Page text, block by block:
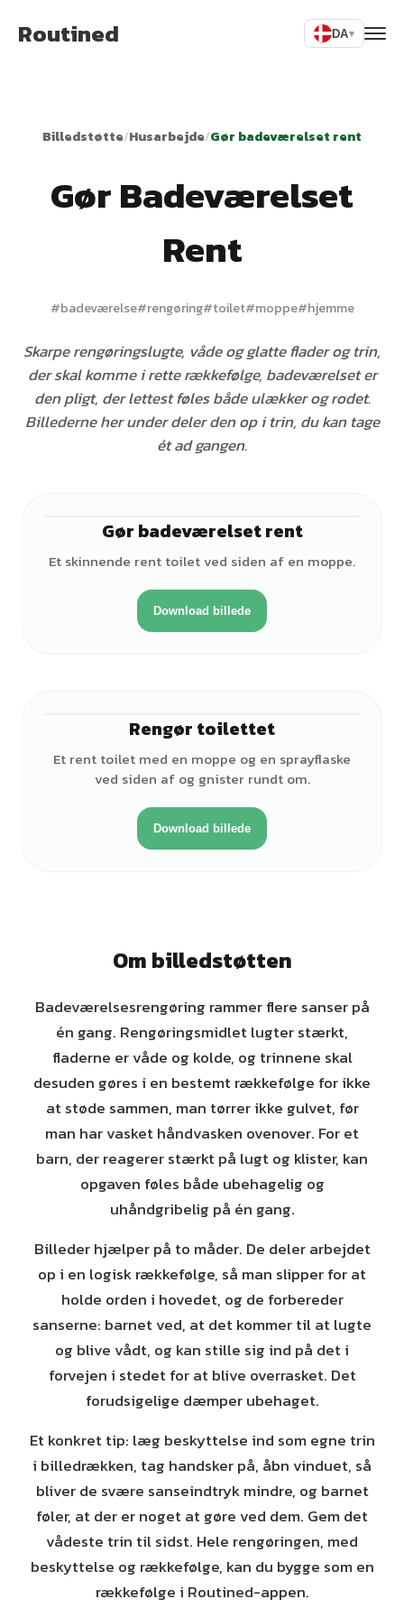
Routined DA▾
Billedstøtte/Husarbejde/Gør badeværelset rent
Gør Badeværelset
Rent
#badeværelse#rengøring#toilet#moppe#hjemme
Skarpe rengøringslugte, våde og glatte flader og trin,
der skal komme i rette rækkefølge, badeværelset er
den pligt, der lettest føles både ulækker og rodet.
Billederne her under deler den op i trin, du kan tage
ét ad gangen.
Gør badeværelset rent
Et skinnende rent toilet ved siden af en moppe.
Download billede
Rengør toilettet
Et rent toilet med en moppe og en sprayflaske
ved siden af og gnister rundt om.
Download billede
Om billedstøtten
Badeværelsesrengøring rammer flere sanser på
én gang. Rengøringsmidlet lugter stærkt,
fladerne er våde og kolde, og trinnene skal
desuden gøres i en bestemt rækkefølge for ikke
at støde sammen, man tørrer ikke gulvet, før
man har vasket håndvasken ovenover. For et
barn, der reagerer stærkt på lugt og klister, kan
opgaven føles både ubehagelig og
uhåndgribelig på én gang.
Billeder hjælper på to måder. De deler arbejdet
op i en logisk rækkefølge, så man slipper for at
holde orden i hovedet, og de forbereder
sanserne: barnet ved, at det kommer til at lugte
og blive vådt, og kan stille sig ind på det i
forvejen i stedet for at blive overrasket. Det
forudsigelige dæmper ubehaget.
Et konkret tip: læg beskyttelse ind som egne trin
i billedrækken, tag handsker på, åbn vinduet, så
bliver de svære sanseindtryk mindre, og barnet
føler, at der er noget at gøre ved dem. Gem det
vådeste trin til sidst. Hele rengøringen, med
beskyttelse og rækkefølge, kan du bygge som en
rækkefølge i Routined-appen.